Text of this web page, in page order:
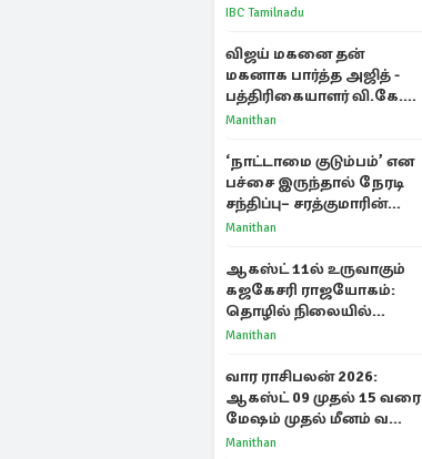
IBC Tamilnadu
விஜய் மகனை தன்
மகனாக பார்த்த அஜித் -
பத்திரிகையாளர் வி.கே.
சுந்தர் ஓபன் டாக்!
Manithan
‘நாட்டாமை குடும்பம்’ என
பச்சை இருந்தால் நேரடி
சந்திப்பு– சரத்குமாரின்
புதிய யோசனை
Manithan
ஆகஸ்ட் 11ல் உருவாகும்
கஜகேசரி ராஜயோகம்:
தொழில் நிலையில்
அதிர்ஷ்டம் பெறும் 3
Manithan
வார ராசிபலன் 2026:
ஆகஸ்ட் 09 முதல் 15 வரை
மேஷம் முதல் மீனம் வரை
முழு பலன்கள்
Manithan